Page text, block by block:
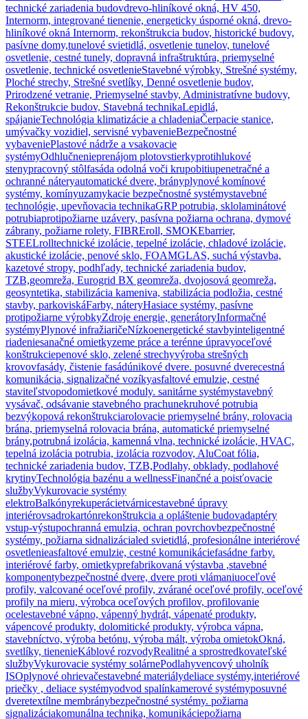
technické zariadenia budovdrevo-hliníkové okná, HV 450,
Internorm, integrované tienenie, energeticky úsporné okná, drevo-
hliníkové okná Internorm, rekonštrukcia budov, historické budovy,
pasívne domy,tunelové svietidlá, osvetlenie tunelov, tunelové
osvetlenie, cestné tunely, dopravná infraštruktúra, priemyselné
osvetlenie, technické osvetlenieStavebné výrobky, Strešné systémy,
Ploché strechy, Strešné svetlíky, Denné osvetlenie budov,
Prirodzené vetranie, Priemyselné stavby, Administratívne budovy,
Rekonštrukcie budov, Stavebná technikaLepidlá,
spájanieTechnológia klimatizácie a chladeniaČerpacie stanice,
umývačky vozidiel, servisné vybavenieBezpečnostné
vybaveniePlastové nádrže a vsakovacie
systémyOdhlučnenieprenájom plotovstierkyprotihlukové
stenypracovný stôlfasáda odolná voči krupobitiupenetračné a
ochranné náteryautomatické dvere, brányplynové komínové
systémy, komínyuzamykacie bezpečnostné systémystavebné
technológie, upevňovacia technikaGRP potrubia, sklolaminátové
potrubiaprotipožiarne uzávery, pasívna požiarna ochrana, dymové
zábrany, požiarne rolety, FIBREroll, SMOKEbarrier,
STEELrolltechnické izolácie, tepelné izolácie, chladové izolácie,
akustické izolácie, penové sklo, FOAMGLAS, suchá výstavba,
kazetové stropy, podhľady, technické zariadenia budov,
TZB,geomreža, Eurogrid BX geomreža, dvojosová geomreža,
geosyntetika, stabilizácia kameniva, stabilizácia podložia, cestné
stavby, parkoviskáFarby, náteryHasiace systémy, pasívne
protipožiarne výrobkyZdroje energie, generátoryInformačné
systémyPlynové infražiaričeNízkoenergetické stavbyinteligentné
riadeniesanačné omietkyzeme práce a terénne úpravyoceľové
konštrukciepenové sklo, zelené strechyvýroba strešných
krovovfasády, čistenie fasádúnikové dvere. posuvné dverecestná
komunikácia, signalizačné vozíkyasfaltové emulzie, cestné
staviteľstvopodomietkové moduly. sanitárne systémystavebný
vysávač, odsávanie stavebného prachunekruhové potrubia
bezvýkopová rekonštrukciarolovacie priemyselné brány, rolovacia
brána, priemyselná rolovacia brána, automatické priemyselné
brány,potrubná izolácia, kamenná vlna, technické izolácie, HVAC,
tepelná izolácia potrubia, izolácia rozvodov, AluCoat fólia,
technické zariadenia budov, TZB,Podlahy, obklady, podlahové
krytinyTechnológia bazénu a wellnessFinančné a poisťovacie
službyVykurovacie systémy
elektroBalkónyrekuperácietvárnicestavebné úpravy
interiérovsadrokartónrekonštrukcia a opláštenie budovadaptéry
vstup-výstupochranná emulzia, ochran povrchovbezpečnostné
systémy, požiarna sidnalizácialed svietidlá, profesionálne interiérové
osvetlenieasfaltové emulzie, cestné komunikáciefasádne farby.
interiérové farby, omietkyprefabrikovaná výstavba ,stavebné
komponentybezpečnostné dvere, dvere proti vlámaniuoceľové
profily, valcované oceľové profily, zvárané oceľové profily, oceľové
profily na mieru, výrobca oceľových profilov, profilovanie
ocelestavebné vápno, vápenný hydrát, vápenaté produkty,
vápencové produkty, dolomitické produkty, výrobca vápna,
stavebníctvo, výroba betónu, výroba mált, výroba omietokOkná,
svetlíky, tienenieKáblové rozvodyRealitné a sprostredkovateľské
službyVykurovacie systémy solárnePodlahyvencový uholník
ISOplynové ohrievačestavebné materiálydeliace systémy,interiérové
priečky , deliace systémyodvod spalínkamerové systémyposuvné
dveretextílne membránybezpečnostné systémy. požiarna
signalizáciakomunálna technika, komunikáciepožiarna